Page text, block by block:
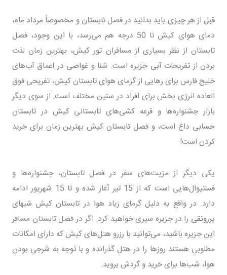
قبل از هر چیزی باید بدانید در فصل تابستان و مخصوصاً مرداد ماه،
دمای هوای کیش تا 50 درجه هم می‌رسد، با این وجود، فصل
تابستان از نظر بسیاری از مسافران تور کیش، بهترین زمان لذت
بردن از تفریحات آبی جزیره است. شنا و غواصی در اعماق آب‌های
خلیج فارس برای رهایی از گرمای هوای تابستان کیش، تفریحی فوق
العاده انرژی بخش برای افراد در سنین مختلف است. از سوی دیگر
بازار جشنواره‌ها و قرعه کشی‌های تابستانی کیش در تابستان
حسابی داغ است، و فصل تابستان کیش بهترین زمان برای خرید
کردن است!
یکی دیگر از مزیت‌های سفر در فصل تابستان، جشنواره‌ها و
فستیوال‌هایی است که از 15 تیر آغاز شده و تا 15 شهریور ادامه
دارد. در واقع به دلیل گرمای زیاد هوا در تابستان کیش شبهای
پررونقی را در جزیره سپری خواهید کرد. اگر در فصل تابستان مسافر
این جزیره باشید، می‌توانید با رزرو هتل‌های کیش که دارای امکانات
مطلوبی هستند روزها را در هتل گذرانده و با توجه به شرجی بودن
هوا، شب‌ها برای خرید و گردش بروید.